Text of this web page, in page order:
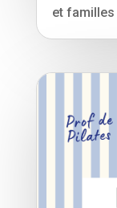
et familles